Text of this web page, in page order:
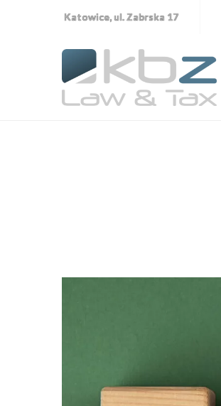
Katowice, ul. Zabrska 17